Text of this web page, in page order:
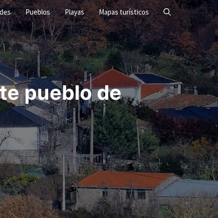
Pueblos Playas Mapas turísticos
pueblo de